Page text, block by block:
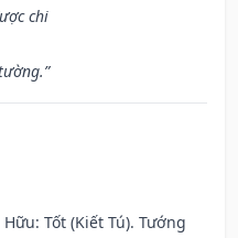
chi
Tốt (Kiết Tú). Tướng